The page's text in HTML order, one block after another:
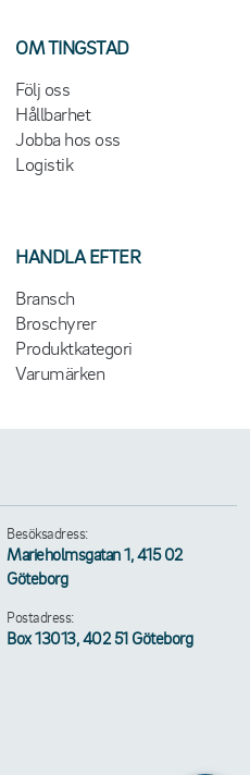
OM TINGSTAD
Följ oss
Hållbarhet
Jobba hos oss
Logistik
HANDLA EFTER
Bransch
Broschyrer
Produktkategori
Varumärken
Besöksadress:
Marieholmsgatan 1, 415 02
Göteborg
Postadress:
Box 13013, 402 51 Göteborg